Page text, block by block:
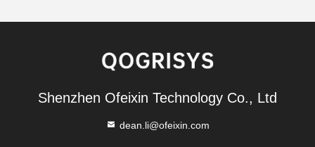
Shenzhen Ofeixin Technology Co., Ltd
dean.li@ofeixin.com